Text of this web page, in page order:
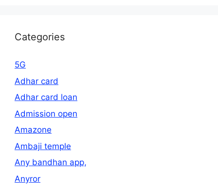
Categories
5G
Adhar card
Adhar card loan
Admission open
Amazone
Ambaji temple
Any bandhan app,
Anyror